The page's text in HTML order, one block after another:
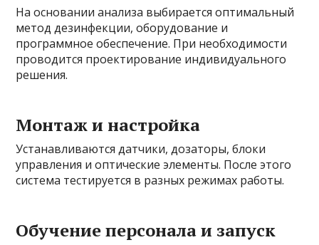
На основании анализа выбирается оптимальный
метод дезинфекции, оборудование и
программное обеспечение. При необходимости
проводится проектирование индивидуального
решения.
Монтаж и настройка
Устанавливаются датчики, дозаторы, блоки
управления и оптические элементы. После этого
система тестируется в разных режимах работы.
Обучение персонала и запуск